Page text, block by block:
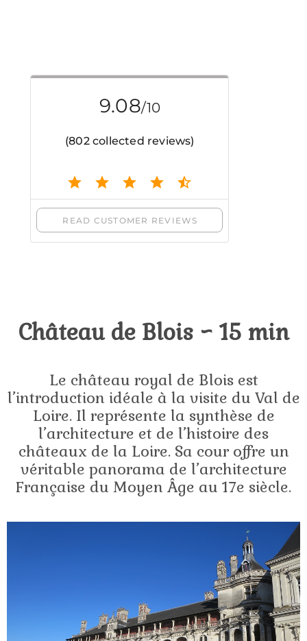
Château de Blois ~ 15 min
Le château royal de Blois est
l’introduction idéale à la visite du Val de
Loire. Il représente la synthèse de
l’architecture et de l’histoire des
châteaux de la Loire. Sa cour offre un
véritable panorama de l’architecture
Française du Moyen Âge au 17e siècle.